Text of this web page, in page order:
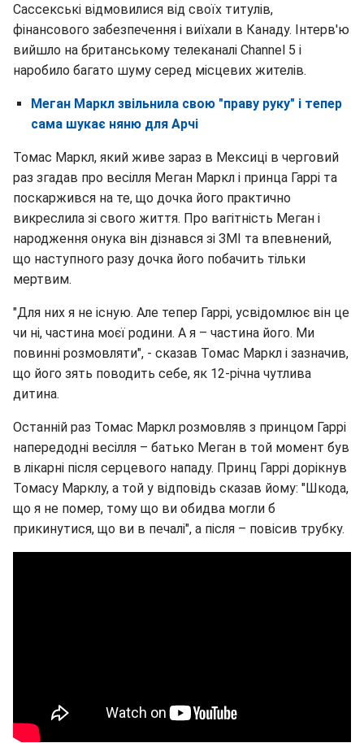
Сассекські відмовилися від своїх титулів,
фінансового забезпечення і виїхали в Канаду. Інтерв'ю
вийшло на британському телеканалі Channel 5 і
наробило багато шуму серед місцевих жителів.
Меган Маркл звільнила свою "праву руку" і тепер
сама шукає няню для Арчі
Томас Маркл, який живе зараз в Мексиці в черговий
раз згадав про весілля Меган Маркл і принца Гаррі та
поскаржився на те, що дочка його практично
викреслила зі свого життя. Про вагітність Меган і
народження онука він дізнався зі ЗМІ та впевнений,
що наступного разу дочка його побачить тільки
мертвим.
"Для них я не існую. Але тепер Гаррі, усвідомлює він це
чи ні, частина моєї родини. А я – частина його. Ми
повинні розмовляти", - сказав Томас Маркл і зазначив,
що його зять поводить себе, як 12-річна чутлива
дитина.
Останній раз Томас Маркл розмовляв з принцом Гаррі
напередодні весілля – батько Меган в той момент був
в лікарні після серцевого нападу. Принц Гаррі дорікнув
Томасу Марклу, а той у відповідь сказав йому: "Шкода,
що я не помер, тому що ви обидва могли б
прикинутися, що ви в печалі", а після – повісив трубку.